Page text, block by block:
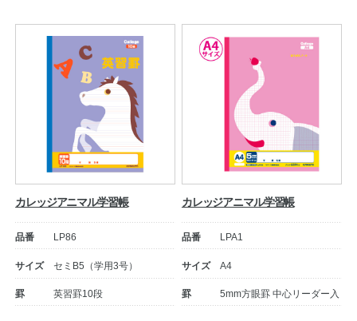
カレッジアニマル学習帳
品番 LP86
サイズ セミB5（学用3号）
罫 英習罫10段
カレッジアニマル学習帳
品番 LPA1
サイズ A4
罫 5mm方眼罫 中心リーダー入